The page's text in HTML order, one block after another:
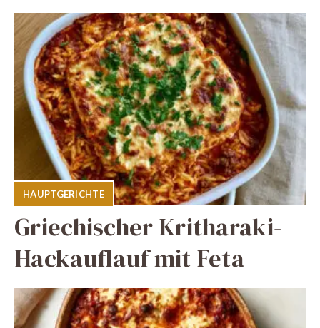
HAUPTGERICHTE
Griechischer Kritharaki-
Hackauflauf mit Feta